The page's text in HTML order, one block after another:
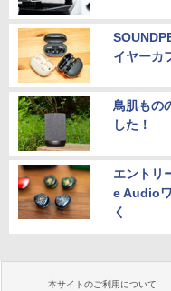
イヤーカ
鳥肌もの
した！
エントリ
e Audio
く
本サイトのご利用について